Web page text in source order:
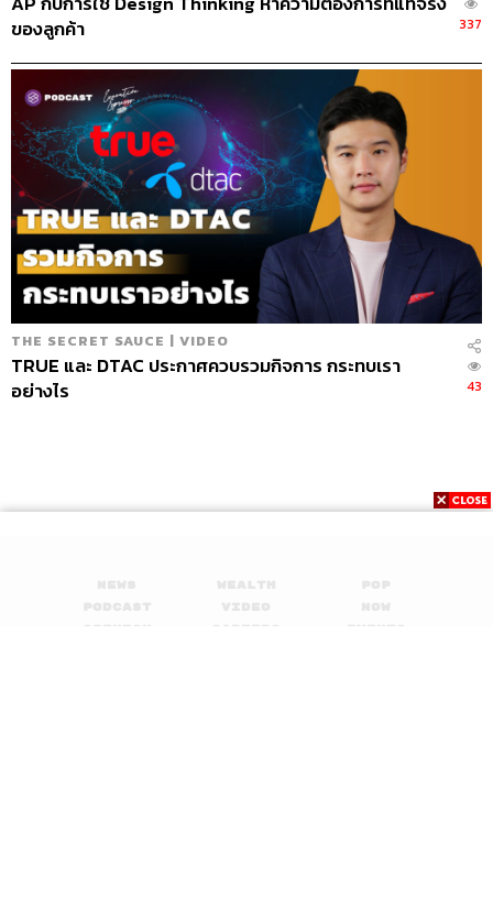
ของลูกค้า
337
THE SECRET SAUCE | VIDEO
TRUE และ DTAC ประกาศควบรวมกิจการ กระทบเรา
อย่างไร
43
Opinion
Careers
Events